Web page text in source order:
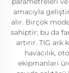
amacıyla
alır. Birçok
sahiptir; bu da
artırır. TIG
havacılık,
ekipmanları